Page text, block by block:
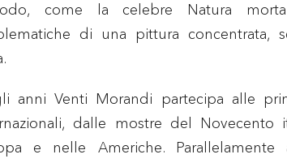
come la celebre Natura
di una pittura concentrata,
anni Venti Morandi partecipa alle
dalle mostre del Novecento
e nelle Americhe.